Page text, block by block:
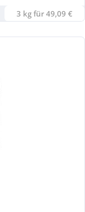
3 kg für 49,09 €